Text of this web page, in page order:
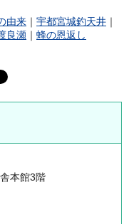
由来 ｜ 宇都宮城釣天井 ｜
良瀬 ｜ 蜂の恩返し
本館3階